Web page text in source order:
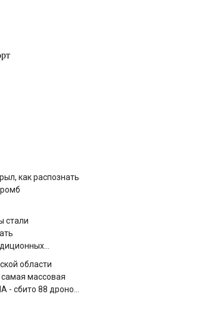
как распознать
стали
в посольстве РФ
области
массовая
- сбито 88 дронов